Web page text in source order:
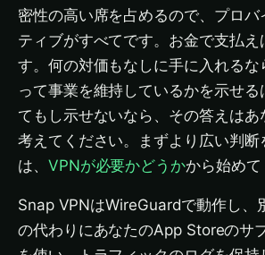
密性の高い席を占めるので、プロバ
ティブがすべてです。お金で支払え
す。何の対価もなしに手に入れる
って事業を維持しているかを示せ
てもし示せないなら、その答えはあ
考えてください。まずより広い判断
は、 VPNが必要かどうかから始めて
Snap VPNはWireGuardで動作し、
の代わりにあなたのApp Storeのサ